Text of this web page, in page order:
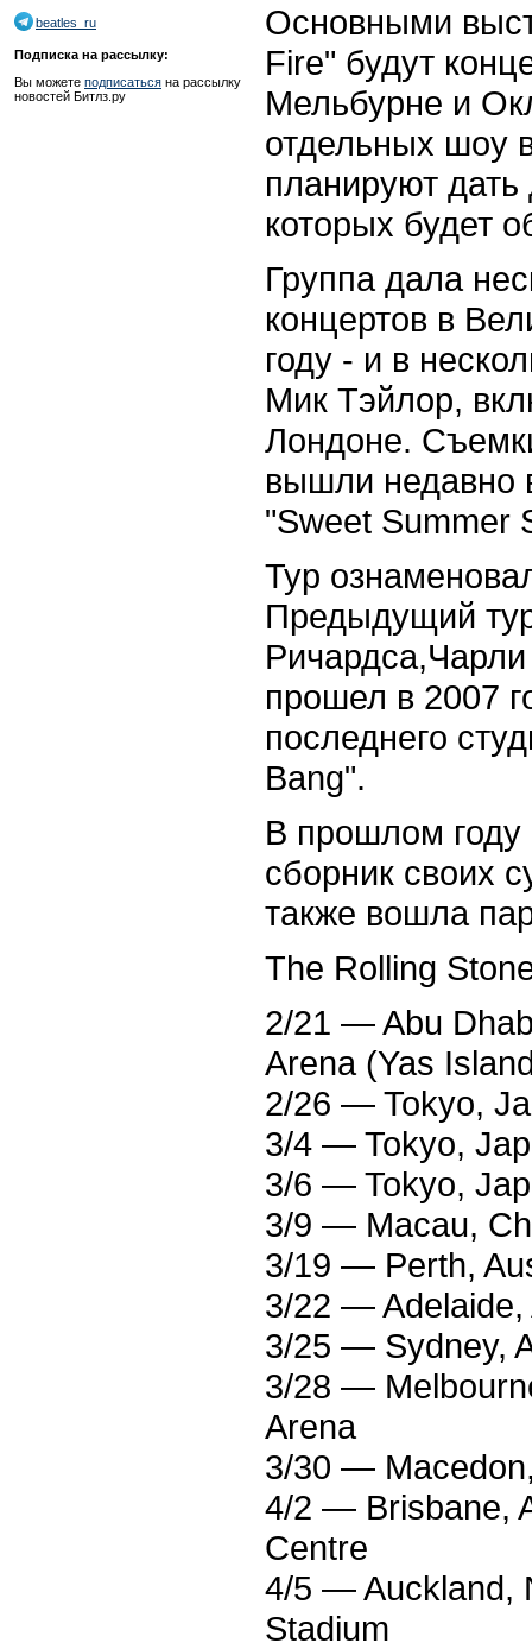
beatles_ru
Подписка на рассылку:
Вы можете подписаться на рассылку
новостей Битлз.ру
Основными
Fire" будут
Мельбурне и
отдельных шоу
планируют
которых будет
Группа дала
концертов в
году - и в
Мик Тэйлор,
Лондоне.
вышли недавно
"Sweet Summer
Тур
Предыдущий
прошел в 2007
последнего
Bang".
В прошлом году
сборник своих
также вошла
The Rolling
2/21 — Abu
Arena (Yas
2/26 — Tokyo,
3/4 — Tokyo,
3/6 — Tokyo,
3/9 — Macau,
3/19 — Perth,
3/22 — Adelaide,
3/25 — Sydney,
3/28 —
Arena
3/30 —
4/2 — Brisbane,
Centre
4/5 — Auckland,
Stadium